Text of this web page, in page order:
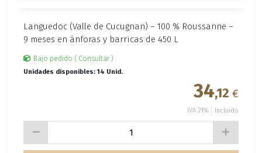
Languedoc (Valle de Cucugnan) – 100 % Roussanne –
9 meses en ánforas y barricas de 450 L
Bajo pedido ( Consultar )
Unidades disponibles: 14 Unid.
34,12 €
IVA 21% Incluido